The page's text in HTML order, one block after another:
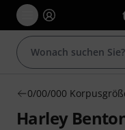
0/00/000
Harley